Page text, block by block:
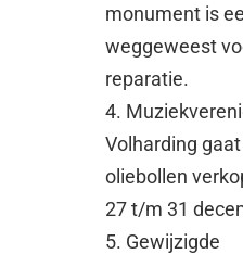
monument is
weggeweest
reparatie.
4.
Volharding gaat
oliebollen
27 t/m 31
5. Gewijzigde